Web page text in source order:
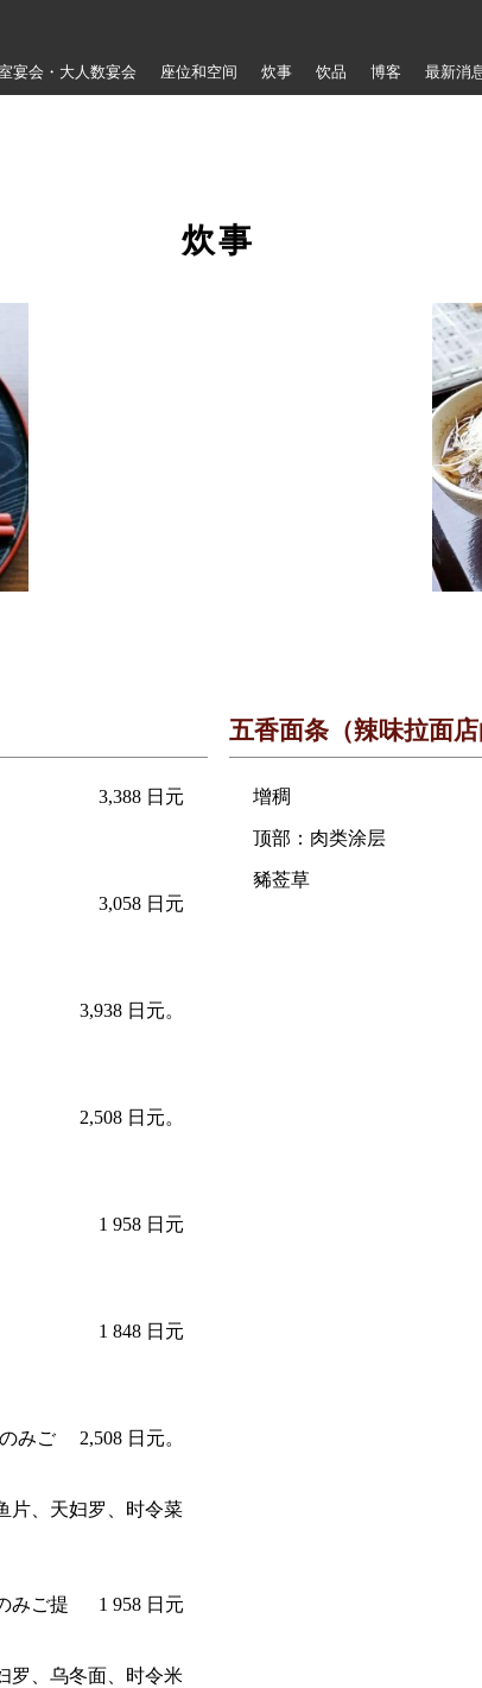
宴会・大人数宴会 座位和空间 炊事 饮品 博客 最新消
炊事
3,388 日元
3,058 日元
3,938 日元。
2,508 日元。
1 958 日元
1 848 日元
みご
2,508 日元。
片、天妇罗、时令菜
みご提
1 958 日元
罗、乌冬面、时令米
五香面条（辣味拉面店
增稠
顶部：肉类涂层
豨莶草